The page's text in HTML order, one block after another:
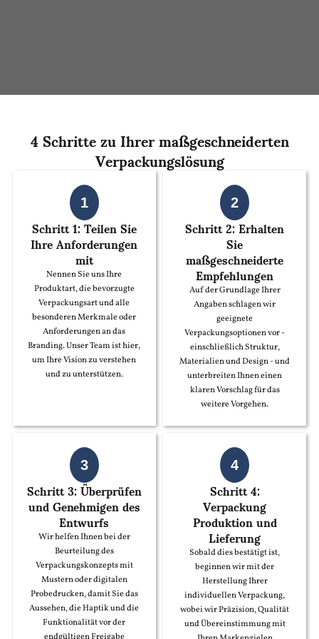
4 Schritte zu Ihrer maßgeschneiderten
Verpackungslösung
1
Schritt 1: Teilen Sie
Ihre Anforderungen
mit
Nennen Sie uns Ihre
Produktart, die bevorzugte
Verpackungsart und alle
besonderen Merkmale oder
Anforderungen an das
Branding. Unser Team ist hier,
um Ihre Vision zu verstehen
und zu unterstützen.
2
Schritt 2: Erhalten
Sie
maßgeschneiderte
Empfehlungen
Auf der Grundlage Ihrer
Angaben schlagen wir
geeignete
Verpackungsoptionen vor -
einschließlich Struktur,
Materialien und Design - und
unterbreiten Ihnen einen
klaren Vorschlag für das
weitere Vorgehen.
3
Schritt 3: Überprüfen
und Genehmigen des
Entwurfs
Wir helfen Ihnen bei der
Beurteilung des
Verpackungskonzepts mit
Mustern oder digitalen
Probedrucken, damit Sie das
Aussehen, die Haptik und die
Funktionalität vor der
4
Schritt 4:
Verpackung
Produktion und
Lieferung
Sobald dies bestätigt ist,
beginnen wir mit der
Herstellung Ihrer
individuellen Verpackung,
wobei wir Präzision, Qualität
und Übereinstimmung mit